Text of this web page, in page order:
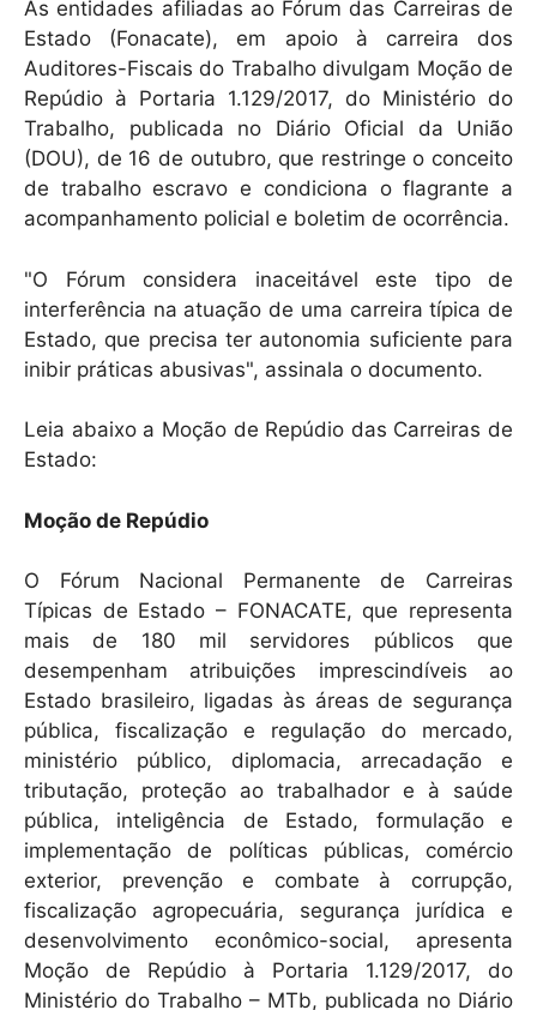
As entidades afiliadas ao Fórum das Carreiras de
Estado (Fonacate), em apoio à carreira dos
Auditores-Fiscais do Trabalho divulgam Moção de
Repúdio à Portaria 1.129/2017, do Ministério do
Trabalho, publicada no Diário Oficial da União
(DOU), de 16 de outubro, que restringe o conceito
de trabalho escravo e condiciona o flagrante a
acompanhamento policial e boletim de ocorrência.
"O Fórum considera inaceitável este tipo de
interferência na atuação de uma carreira típica de
Estado, que precisa ter autonomia suficiente para
inibir práticas abusivas", assinala o documento.
Leia abaixo a Moção de Repúdio das Carreiras de
Estado:
Moção de Repúdio
O Fórum Nacional Permanente de Carreiras
Típicas de Estado – FONACATE, que representa
mais de 180 mil servidores públicos que
desempenham atribuições imprescindíveis ao
Estado brasileiro, ligadas às áreas de segurança
pública, fiscalização e regulação do mercado,
ministério público, diplomacia, arrecadação e
tributação, proteção ao trabalhador e à saúde
pública, inteligência de Estado, formulação e
implementação de políticas públicas, comércio
exterior, prevenção e combate à corrupção,
fiscalização agropecuária, segurança jurídica e
desenvolvimento econômico-social, apresenta
Moção de Repúdio à Portaria 1.129/2017, do
Ministério do Trabalho – MTb, publicada no Diário